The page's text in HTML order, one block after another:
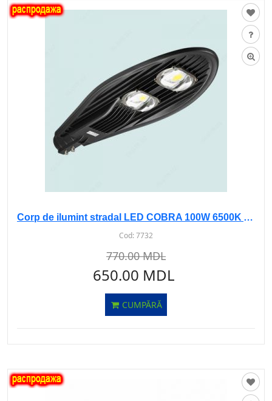
Corp de ilumint stradal LED COBRA 100W 6500K AS-110 sur
Cod:7732
770.00 MDL
650.00 MDL
CUMPĂRĂ